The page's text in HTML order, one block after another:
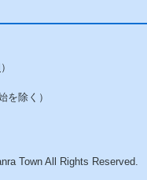
）
を除く）
Town All Rights Reserved.